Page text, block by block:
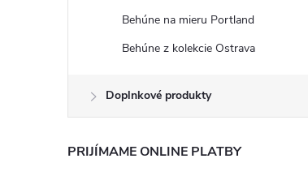
Behúne na mieru Portland
Behúne z kolekcie Ostrava
Doplnkové produkty
PRIJÍMAME ONLINE PLATBY